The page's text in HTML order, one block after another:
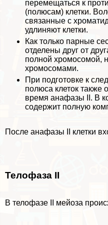
перемещаться к
(полюсам) клетки.
связанные с
удлиняют клетки.
Как только парные
отделены друг от
полной хромосомой,
хромосомами.
При подготовке к
полюса клеток также
время анафазы II. В
содержит полную
После анафазы II клетки
Телофаза II
В телофазе II мейоза